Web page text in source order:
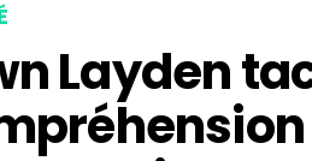
Layden